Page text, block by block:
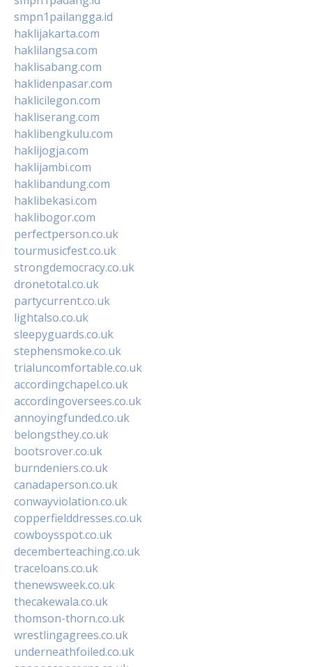
smpn1pailangga.id
haklijakarta.com
haklilangsa.com
haklisabang.com
haklidenpasar.com
haklicilegon.com
hakliserang.com
haklibengkulu.com
haklijogja.com
haklijambi.com
haklibandung.com
haklibekasi.com
haklibogor.com
perfectperson.co.uk
tourmusicfest.co.uk
strongdemocracy.co.uk
dronetotal.co.uk
partycurrent.co.uk
lightalso.co.uk
sleepyguards.co.uk
stephensmoke.co.uk
trialuncomfortable.co.uk
accordingchapel.co.uk
accordingoversees.co.uk
annoyingfunded.co.uk
belongsthey.co.uk
bootsrover.co.uk
burndeniers.co.uk
canadaperson.co.uk
conwayviolation.co.uk
copperfielddresses.co.uk
cowboysspot.co.uk
decemberteaching.co.uk
traceloans.co.uk
thenewsweek.co.uk
thecakewala.co.uk
thomson-thorn.co.uk
wrestlingagrees.co.uk
underneathfoiled.co.uk